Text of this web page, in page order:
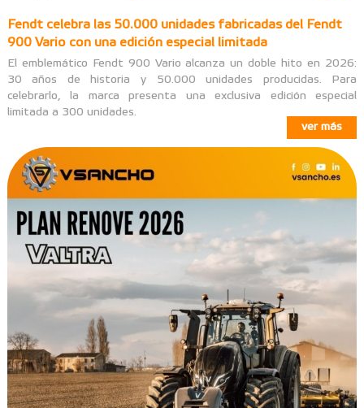
Fendt celebra las 50.000 unidades fabricadas del Fendt
900 Vario con una edición especial limitada
El emblemático Fendt 900 Vario alcanza un doble hito en 2026:
30 años de historia y 50.000 unidades producidas. Para
celebrarlo, la marca presenta una exclusiva edición especial
limitada a 300 unidades.
ver más